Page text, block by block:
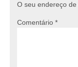
O seu endereço
Comentário *